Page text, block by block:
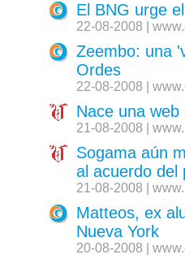
El BNG urge
22-08-2008 |
Zeembo: una
Ordes
22-08-2008 |
Nace una
21-08-2008 |
Sogama aún
al acuerdo del
21-08-2008 |
Matteos, ex
Nueva York
20-08-2008 |